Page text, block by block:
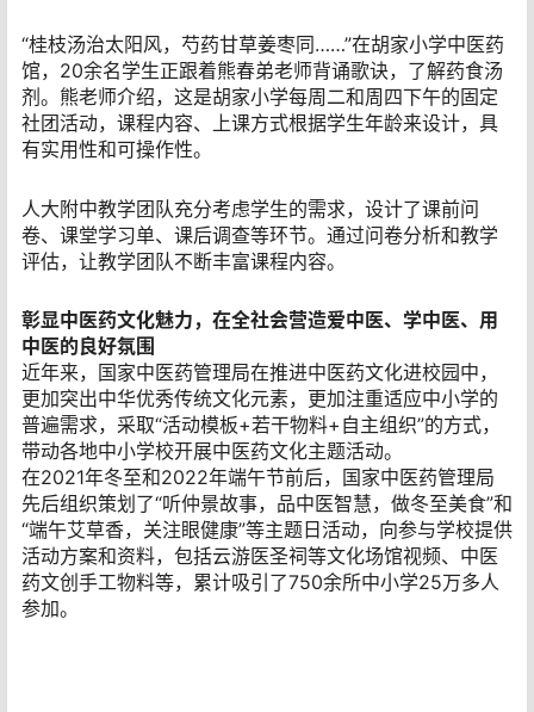
“桂枝汤治太阳风，芍药甘草姜枣同……”在胡家小学中医药
馆，20余名学生正跟着熊春弟老师背诵歌诀，了解药食汤
剂。熊老师介绍，这是胡家小学每周二和周四下午的固定
社团活动，课程内容、上课方式根据学生年龄来设计，具
有实用性和可操作性。
人大附中教学团队充分考虑学生的需求，设计了课前问
卷、课堂学习单、课后调查等环节。通过问卷分析和教学
评估，让教学团队不断丰富课程内容。
彰显中医药文化魅力，在全社会营造爱中医、学中医、用
中医的良好氛围
近年来，国家中医药管理局在推进中医药文化进校园中，
更加突出中华优秀传统文化元素，更加注重适应中小学的
普遍需求，采取“活动模板+若干物料+自主组织”的方式，
带动各地中小学校开展中医药文化主题活动。
在2021年冬至和2022年端午节前后，国家中医药管理局
先后组织策划了“听仲景故事，品中医智慧，做冬至美食”和
“端午艾草香，关注眼健康”等主题日活动，向参与学校提供
活动方案和资料，包括云游医圣祠等文化场馆视频、中医
药文创手工物料等，累计吸引了750余所中小学25万多人
参加。